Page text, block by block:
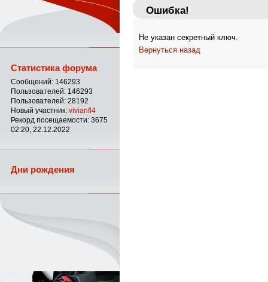
Ошибка!
Не указан секретный ключ.
Вернуться назад
Статистика форума
Сообщений: 146293
Пользователей: 146293
Пользователей: 28192
Новый участник: vivianfl4
Рекорд посещаемости: 3675
02:20, 22.12.2022
Дни рождения